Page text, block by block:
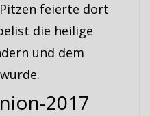
feierte dort
die heilige
und dem
2017